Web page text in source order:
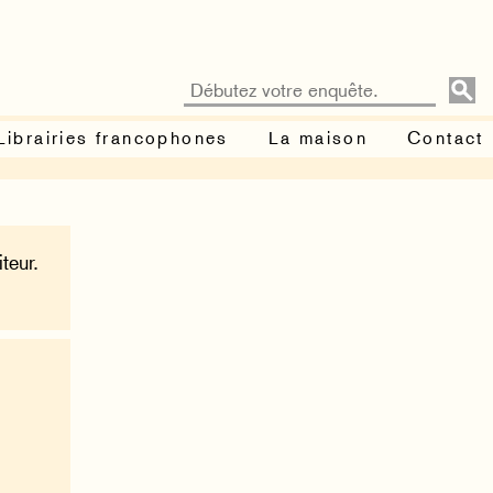
francophones La maison Contact